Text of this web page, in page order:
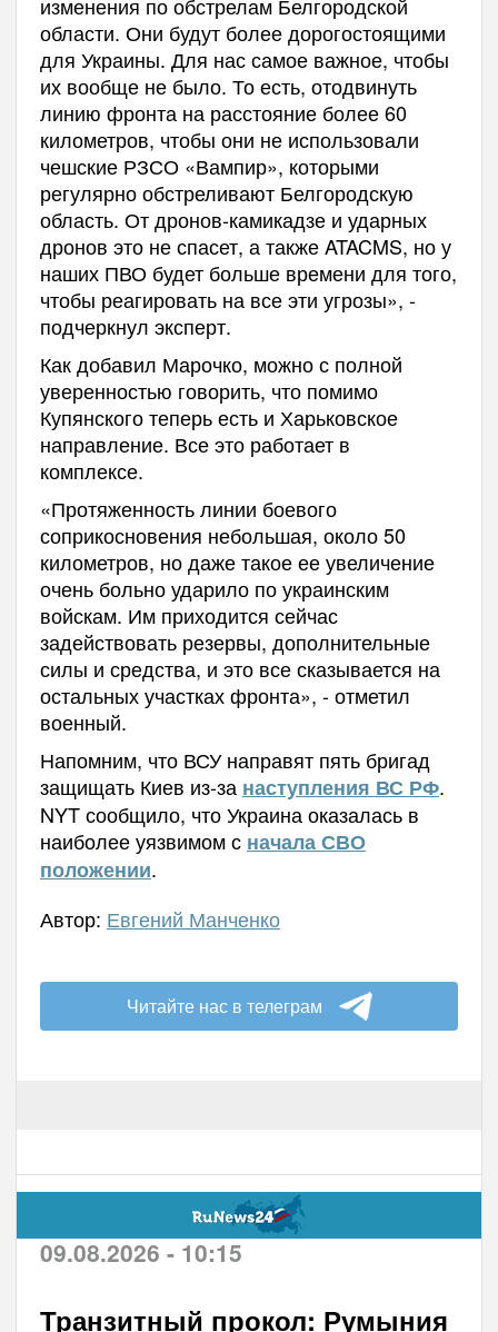
области. Они будут более дорогостоящими
для Украины. Для нас самое важное, чтобы
их вообще не было. То есть, отодвинуть
линию фронта на расстояние более 60
километров, чтобы они не использовали
чешские РЗСО «Вампир», которыми
регулярно обстреливают Белгородскую
область. От дронов-камикадзе и ударных
дронов это не спасет, а также ATACMS, но у
наших ПВО будет больше времени для того,
чтобы реагировать на все эти угрозы», -
подчеркнул эксперт.
Как добавил Марочко, можно с полной
уверенностью говорить, что помимо
Купянского теперь есть и Харьковское
направление. Все это работает в
комплексе.
«Протяженность линии боевого
соприкосновения небольшая, около 50
километров, но даже такое ее увеличение
очень больно ударило по украинским
войскам. Им приходится сейчас
задействовать резервы, дополнительные
силы и средства, и это все сказывается на
остальных участках фронта», - отметил
военный.
Напомним, что ВСУ направят пять бригад
защищать Киев из-за наступления ВС РФ.
NYT сообщило, что Украина оказалась в
наиболее уязвимом с начала СВО
положении.
Автор: Евгений Манченко
Читайте нас в телеграм
09.08.2026 - 10:15
Транзитный прокол: Румыния